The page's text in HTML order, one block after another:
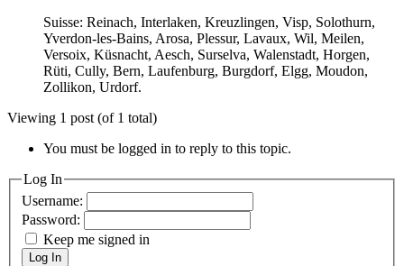
Suisse: Reinach, Interlaken, Kreuzlingen, Visp, Solothurn,
Yverdon-les-Bains, Arosa, Plessur, Lavaux, Wil, Meilen,
Versoix, Küsnacht, Aesch, Surselva, Walenstadt, Horgen,
Rüti, Cully, Bern, Laufenburg, Burgdorf, Elgg, Moudon,
Zollikon, Urdorf.
Viewing 1 post (of 1 total)
You must be logged in to reply to this topic.
Log In
Username:
Password:
Keep me signed in
Log In